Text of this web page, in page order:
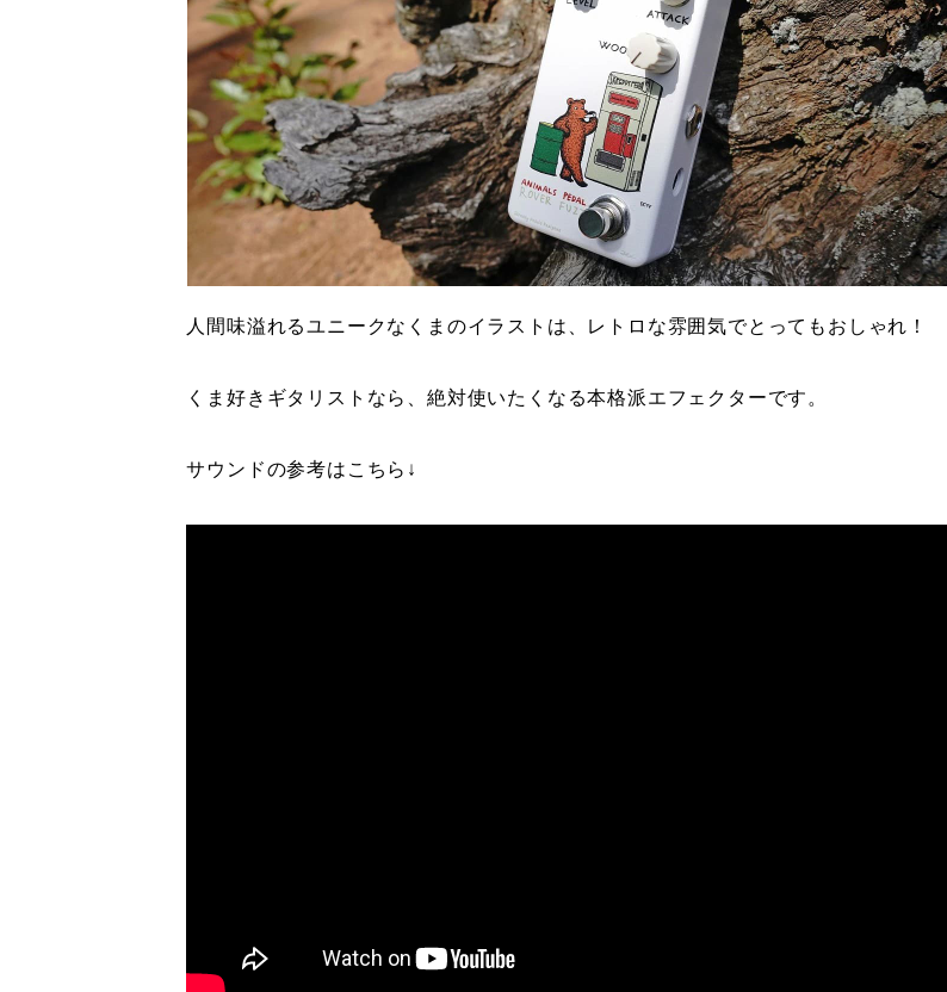
人間味溢れるユニークなくまのイラストは、レトロな雰囲気でとってもおしゃれ！
くま好きギタリストなら、絶対使いたくなる本格派エフェクターです。
サウンドの参考はこちら↓